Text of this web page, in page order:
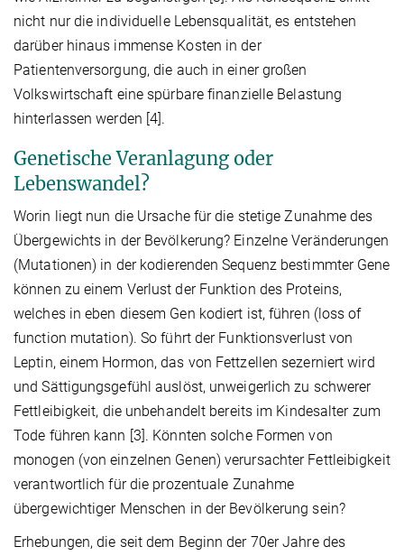
nicht nur die individuelle Lebensqualität, es entstehen
darüber hinaus immense Kosten in der
Patientenversorgung, die auch in einer großen
Volkswirtschaft eine spürbare finanzielle Belastung
hinterlassen werden [4].
Genetische Veranlagung oder
Lebenswandel?
Worin liegt nun die Ursache für die stetige Zunahme des
Übergewichts in der Bevölkerung? Einzelne Veränderungen
(Mutationen) in der kodierenden Sequenz bestimmter Gene
können zu einem Verlust der Funktion des Proteins,
welches in eben diesem Gen kodiert ist, führen (loss of
function mutation). So führt der Funktionsverlust von
Leptin, einem Hormon, das von Fettzellen sezerniert wird
und Sättigungsgefühl auslöst, unweigerlich zu schwerer
Fettleibigkeit, die unbehandelt bereits im Kindesalter zum
Tode führen kann [3]. Könnten solche Formen von
monogen (von einzelnen Genen) verursachter Fettleibigkeit
verantwortlich für die prozentuale Zunahme
übergewichtiger Menschen in der Bevölkerung sein?
Erhebungen, die seit dem Beginn der 70er Jahre des